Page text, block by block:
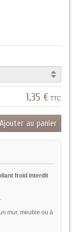
1,35 € TTC
Ajouter au panier
froid interdit
mur, meuble ou à